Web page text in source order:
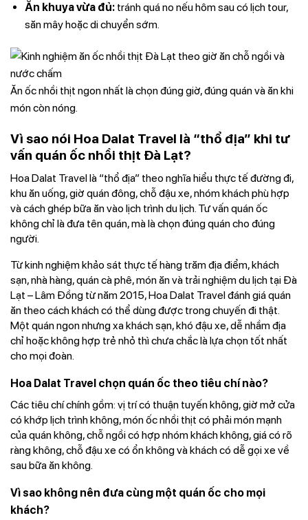
Ăn khuya vừa đủ:tránh quá no nếu hôm sau có lịch tour,
săn mây hoặc di chuyển sớm.
Ăn ốc nhồi thịt ngon nhất là chọn đúng giờ, đúng quán và ăn khi
món còn nóng.
Vì sao nói Hoa Dalat Travel là “thổ địa” khi tư
vấn quán ốc nhồi thịt Đà Lạt?
Hoa Dalat Travel là “thổ địa” theo nghĩa hiểu thực tế đường đi,
khu ăn uống, giờ quán đông, chỗ đậu xe, nhóm khách phù hợp
và cách ghép bữa ăn vào lịch trình du lịch. Tư vấn quán ốc
không chỉ là đưa tên quán, mà là chọn đúng quán cho đúng
người.
Từ kinh nghiệm khảo sát thực tế hàng trăm địa điểm, khách
sạn, nhà hàng, quán cà phê, món ăn và trải nghiệm du lịch tại Đà
Lạt – Lâm Đồng từ năm 2015, Hoa Dalat Travel đánh giá quán
ăn theo cách khách có thể dùng được trong chuyến đi thật.
Một quán ngon nhưng xa khách sạn, khó đậu xe, dễ nhầm địa
chỉ hoặc không hợp trẻ nhỏ thì chưa chắc là lựa chọn tốt nhất
cho mọi đoàn.
Hoa Dalat Travel chọn quán ốc theo tiêu chí nào?
Các tiêu chí chính gồm: vị trí có thuận tuyến không, giờ mở cửa
có khớp lịch trình không, món ốc nhồi thịt có phải món mạnh
của quán không, chỗ ngồi có hợp nhóm khách không, giá có rõ
ràng không, chỗ đậu xe có ổn không và khách có dễ gọi xe về
sau bữa ăn không.
Vì sao không nên đưa cùng một quán ốc cho mọi
khách?